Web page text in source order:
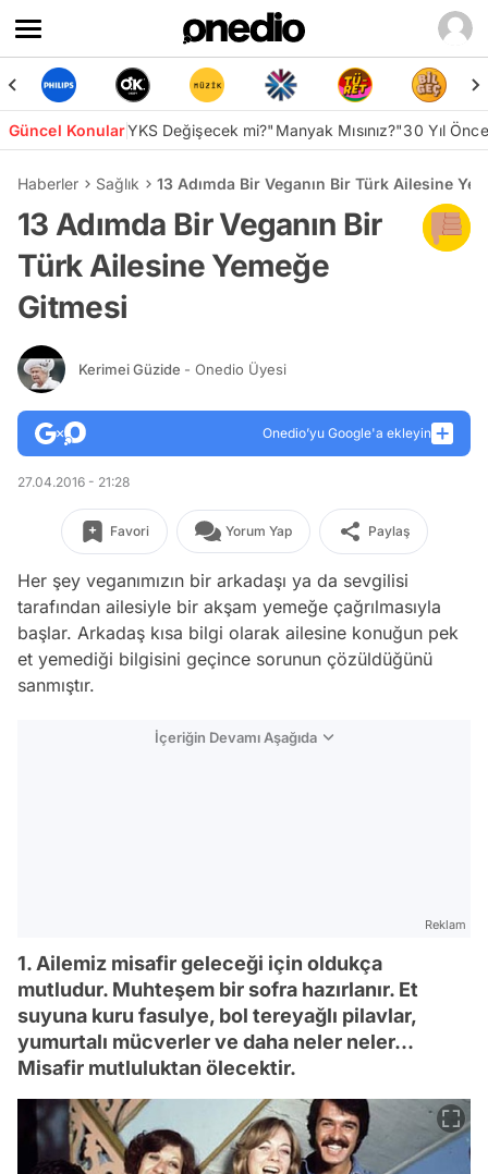
Güncel KonularYKS Değişecek mi?"Manyak Mısınız?"30 Yıl
Haberler Sağlık 13 Adımda Bir Veganın Bir Türk Ailesine
13 Adımda Bir Veganın Bir
Türk Ailesine Yemeğe
Gitmesi
Kerimei Güzide - Onedio Üyesi
Onedio’yu Google'a ekleyin
27.04.2016 - 21:28
Favori Yorum Yap Paylaş
Her şey veganımızın bir arkadaşı ya da sevgilisi
tarafından ailesiyle bir akşam yemeğe çağrılmasıyla
başlar. Arkadaş kısa bilgi olarak ailesine konuğun pek
et yemediği bilgisini geçince sorunun çözüldüğünü
sanmıştır.
İçeriğin Devamı Aşağıda
Reklam
1. Ailemiz misafir geleceği için oldukça
mutludur. Muhteşem bir sofra hazırlanır. Et
suyuna kuru fasulye, bol tereyağlı pilavlar,
yumurtalı mücverler ve daha neler neler...
Misafir mutluluktan ölecektir.